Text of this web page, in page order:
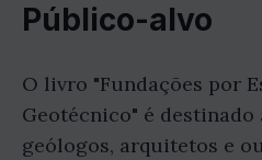
Público-alvo
O livro "Fundações por
Geotécnico" é
geólogos, arquitetos e